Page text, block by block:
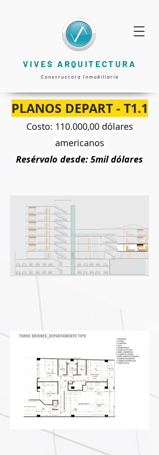
VIVES ARQUITECTURA
Constructora Inmobiliaria
PLANOS DEPART - T1.1
Costo: 110.000,00 dólares
americanos
Resérvalo desde: 5mil dólares